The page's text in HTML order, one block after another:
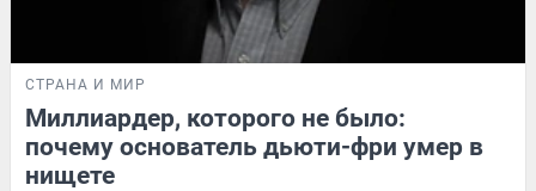
СТРАНА И МИР
Миллиардер, которого не было:
почему основатель дьюти-фри умер в
нищете